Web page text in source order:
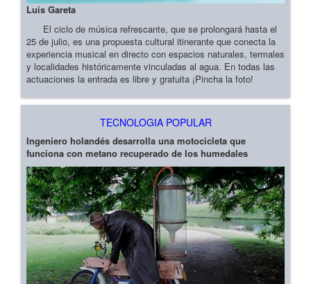
Luis Gareta
El ciclo de música refrescante, que se prolongará hasta el
25 de julio, es una propuesta cultural itinerante que conecta la
experiencia musical en directo con espacios naturales, termales
y localidades históricamente vinculadas al agua. En todas las
actuaciones la entrada es libre y gratuita ¡Pincha la foto!
TECNOLOGIA POPULAR
Ingeniero holandés desarrolla una motocicleta que
funciona con metano recuperado de los humedales